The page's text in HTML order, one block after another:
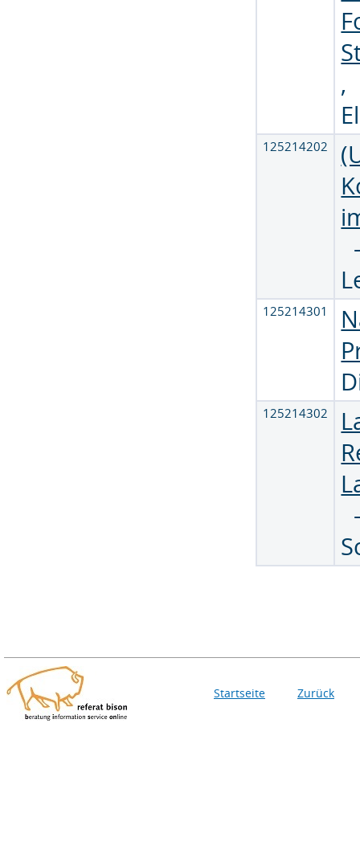
,
125214202
125214301
125214302
Startseite Zurück